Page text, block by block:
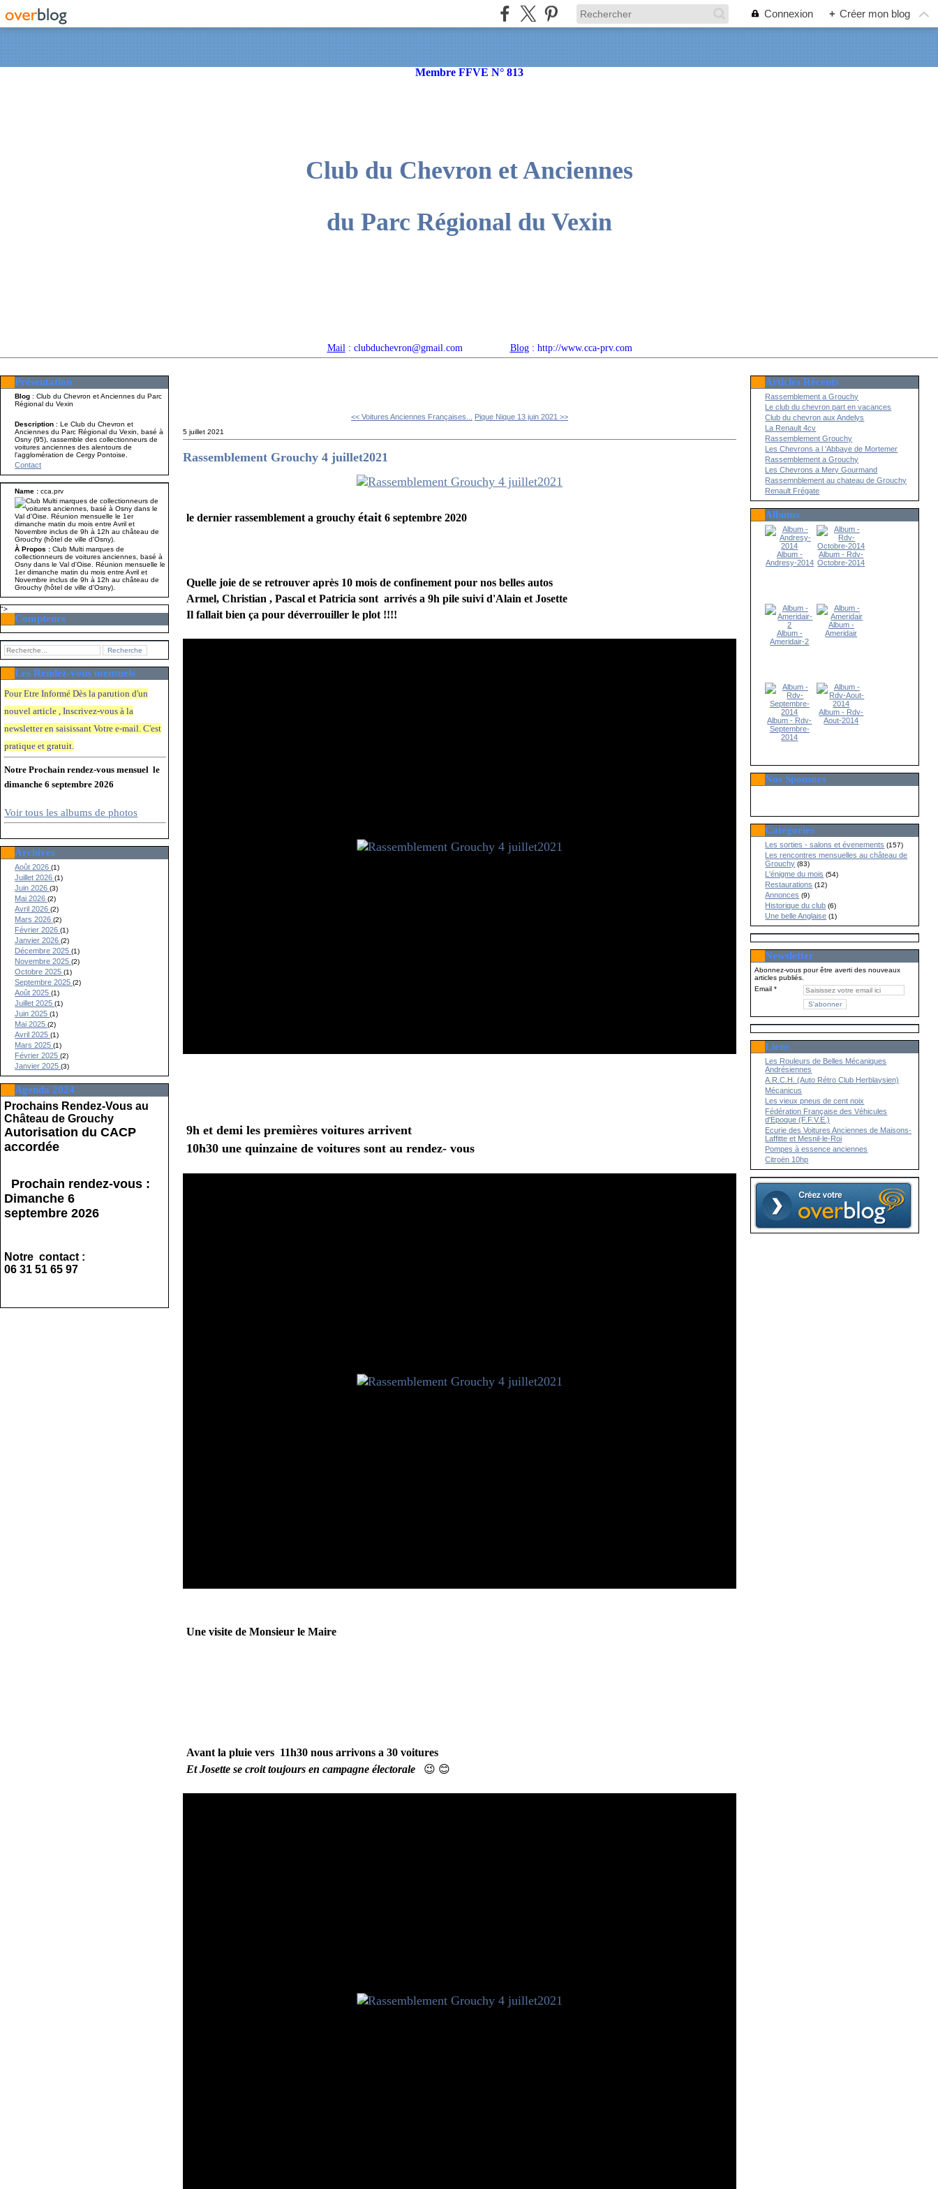
Connexion + Créer mon blog
Membre FFVE N° 813
Club du Chevron et Anciennes
du Parc Régional du Vexin
Mail : clubduchevron@gmail.com Blog: http://www.cca-prv.com
Présentation
Blog : Club du Chevron et Anciennes du Parc
Régional du Vexin
Description: Le Club du Chevron et
Anciennes du Parc Régional du Vexin, basé à
Osny (95), rassemble des collectionneurs de
voitures anciennes des alentours de
l'agglomération de Cergy Pontoise.
Contact
Name :cca.prv
À Propos :Club Multi marques de
collectionneurs de voitures anciennes, basé à
Osny dans le Val d'Oise. Réunion mensuelle le
1er dimanche matin du mois entre Avril et
Novembre inclus de 9h à 12h au château de
Grouchy (hôtel de ville d'Osny).
">
Compteurs
Les Rendez-vous mensuels
Pour Etre Informé Dès la parution d'un
nouvel article , Inscrivez-vous à la
newsletter en saisissant Votre e-mail. C'est
pratique et gratuit.
Notre Prochain rendez-vous mensuel le
dimanche 6 septembre 2026
Voir tous les albums de photos
Archives
Août 2026(1)
Juillet 2026(1)
Juin 2026(3)
Mai 2026(2)
Avril 2026(2)
Mars 2026(2)
Février 2026(1)
Janvier 2026(2)
Décembre 2025(1)
Novembre 2025(2)
Octobre 2025(1)
Septembre 2025(2)
Août 2025(1)
Juillet 2025(1)
Juin 2025(1)
Mai 2025(2)
Avril 2025(1)
Mars 2025(1)
Février 2025(2)
Janvier 2025(3)
Agenda 2024
Prochains Rendez-Vous au
Château de Grouchy
Autorisation du CACP
accordée
Prochain rendez-vous :
Dimanche 6
septembre 2026
Notre contact :
06 31 51 65 97
<< Voitures Anciennes Françaises... Pique Nique 13 juin 2021 >>
5 juillet 2021
Rassemblement Grouchy 4 juillet2021
le dernier rassemblement a grouchyétait 6 septembre 2020
Quelle joie de se retrouver après 10 mois de confinement pour nos belles autos
Armel, Christian , Pascal et Patricia sont arrivés a 9h pile suivi d'Alain et Josette
Il fallait bien ça pour déverrouiller le plot !!!!
9h et demi les premières voitures arrivent
10h30 une quinzaine de voitures sont au rendez- vous
Une visite de Monsieur le Maire
Avant la pluie vers 11h30 nous arrivons a 30 voitures
Et Josette se croit toujours en campagne électorale 😉 😊
Articles Récents
Rassemblement a Grouchy
Le club du chevron part en vacances
Club du chevron aux Andelys
La Renault 4cv
Rassemblement Grouchy
Les Chevrons a l 'Abbaye de Mortemer
Rassemblement a Grouchy
Les Chevrons a Mery Gourmand
Rassemnblement au chateau de Grouchy
Renault Frégate
Albums
Album -
Andresy-2014
Album - Rdv-
Octobre-2014
Album -
Ameridair-2
Album -
Ameridair
Album - Rdv-
Septembre-
2014
Album - Rdv-
Aout-2014
Nos Sponsors
Catégories
Les sorties - salons et évenements (157)
Les rencontres mensuelles au château de
Grouchy (83)
L'énigme du mois (54)
Restaurations (12)
Annonces (9)
Historique du club (6)
Une belle Anglaise (1)
Newsletter
Abonnez-vous pour être averti des nouveaux
articles publiés.
Email
Liens
Les Rouleurs de Belles Mécaniques
Andrésiennes
A.R.C.H. (Auto Rétro Club Herblaysien)
Mécanicus
Les vieux pneus de cent noix
Fédération Française des Véhicules
d'Epoque (F.F.V.E.)
Ecurie des Voitures Anciennes de Maisons-
Laffitte et Mesnil-le-Roi
Pompes à essence anciennes
Citroën 10hp